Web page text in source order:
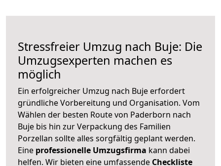
Stressfreier Umzug nach Buje: Die
Umzugsexperten machen es
möglich
Ein erfolgreicher Umzug nach Buje erfordert
gründliche Vorbereitung und Organisation. Vom
Wählen der besten Route von Paderborn nach
Buje bis hin zur Verpackung des Familien
Porzellan sollte alles sorgfältig geplant werden.
Eine professionelle Umzugsfirma kann dabei
helfen. Wir bieten eine umfassende Checkliste